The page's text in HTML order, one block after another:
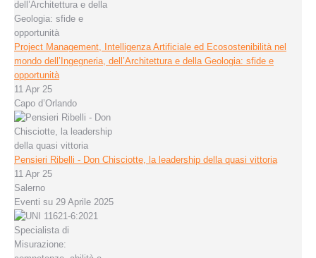
Project Management, Intelligenza Artificiale ed Ecosostenibilità nel
mondo dell’Ingegneria, dell’Architettura e della Geologia: sfide e
opportunità
11 Apr 25
Capo d’Orlando
Pensieri Ribelli - Don Chisciotte, la leadership della quasi vittoria
11 Apr 25
Salerno
Eventi su 29 Aprile 2025